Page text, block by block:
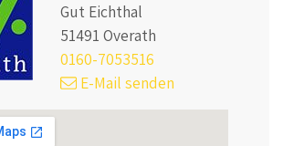
Gut Eichthal
51491 Overath
0160-7053516
E-Mail senden